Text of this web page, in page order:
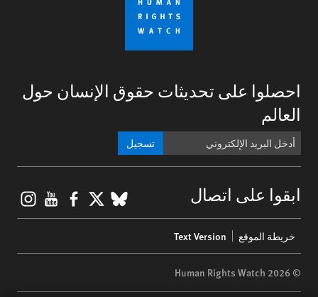
احصلوا على تحديثات حقوق الإنسان حول
العالم
تسجيل
ابقوا على اتصال BlueSky
X
menu
خريطة الموقع Text Version
© 2026 Human Rights Watch